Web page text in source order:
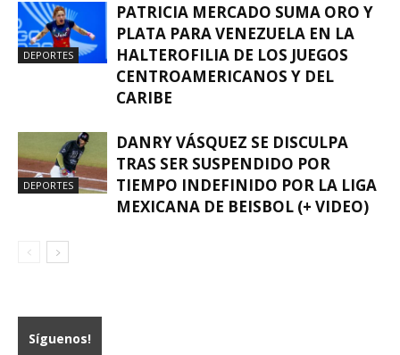
DEPORTES
PATRICIA MERCADO SUMA ORO Y
PLATA PARA VENEZUELA EN LA
HALTEROFILIA DE LOS JUEGOS
CENTROAMERICANOS Y DEL
CARIBE
DEPORTES
DANRY VÁSQUEZ SE DISCULPA
TRAS SER SUSPENDIDO POR
TIEMPO INDEFINIDO POR LA LIGA
MEXICANA DE BEISBOL (+ VIDEO)
Síguenos!